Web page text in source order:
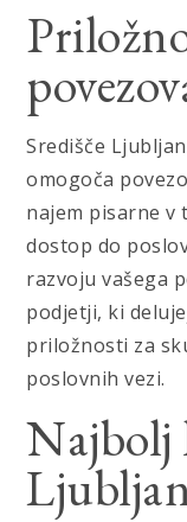
Središče
omogoča
najem pisarne v
dostop do
razvoju vašega
podjetji, ki
priložnosti za
poslovnih vezi.
Najbolj